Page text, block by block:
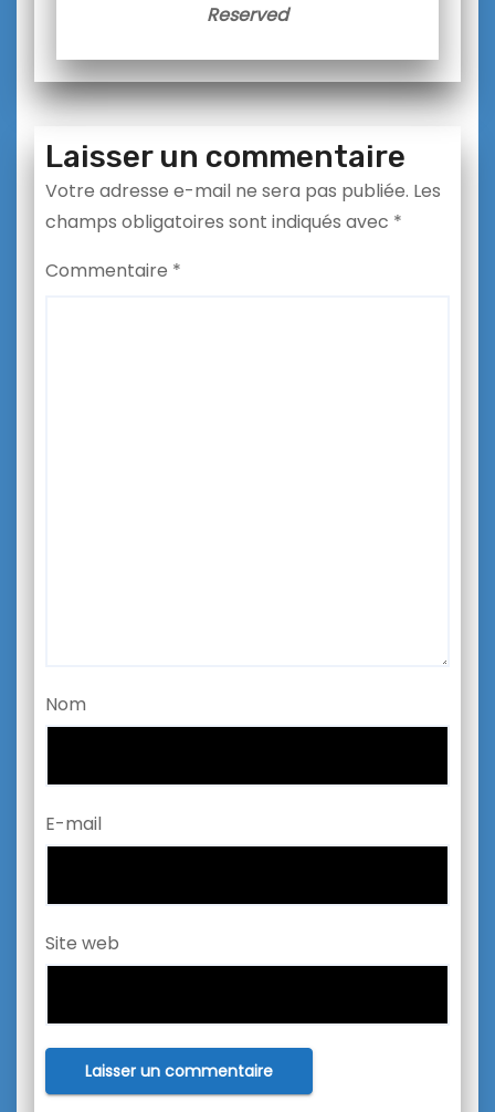
Reserved
Laisser un commentaire
Votre adresse e-mail ne sera pas publiée. Les
champs obligatoires sont indiqués avec *
Commentaire *
Nom
E-mail
Site web